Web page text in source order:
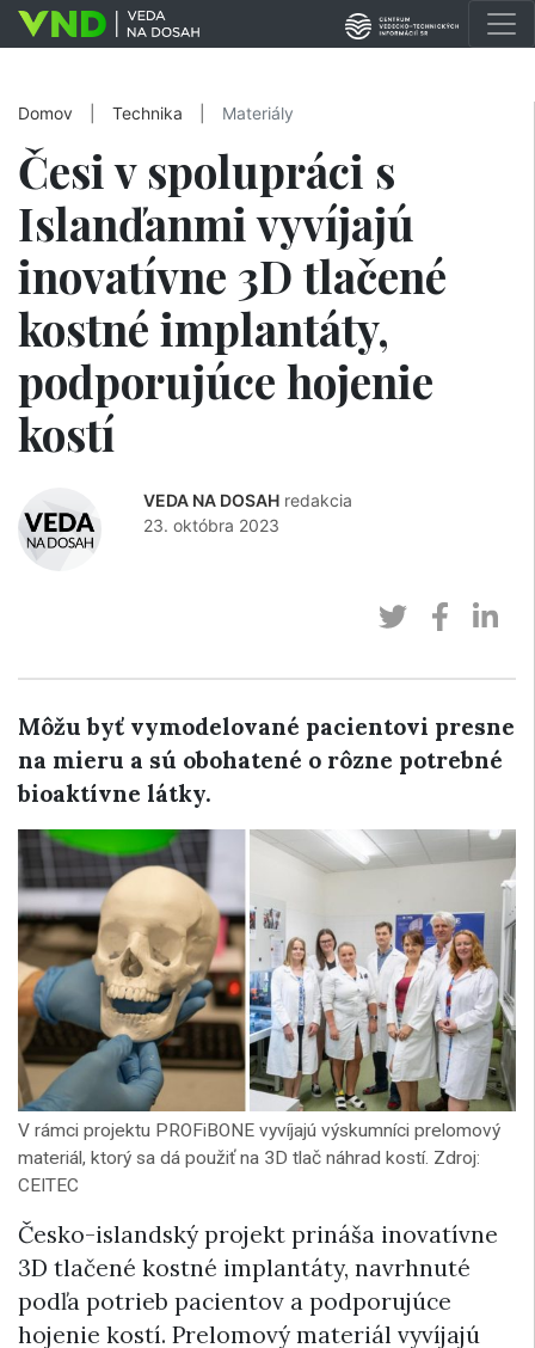
Domov Technika Materiály
Česi v spolupráci s
Islanďanmi vyvíjajú
inovatívne 3D tlačené
kostné implantáty,
podporujúce hojenie
kostí
VEDA NA DOSAH redakcia
23. októbra 2023
Môžu byť vymodelované pacientovi presne
na mieru a sú obohatené o rôzne potrebné
bioaktívne látky.
V rámci projektu PROFiBONE vyvíjajú výskumníci prelomový
materiál, ktorý sa dá použiť na 3D tlač náhrad kostí. Zdroj:
CEITEC
Česko-islandský projekt prináša inovatívne
3D tlačené kostné implantáty, navrhnuté
podľa potrieb pacientov a podporujúce
hojenie kostí. Prelomový materiál vyvíjajú